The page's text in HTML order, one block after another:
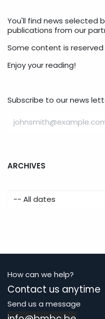
You'll find news selected
publications from our
Some content is
Enjoy your reading!
Subscribe to our news
ARCHIVES
How can we help?
Contact us anytime
Send us a message